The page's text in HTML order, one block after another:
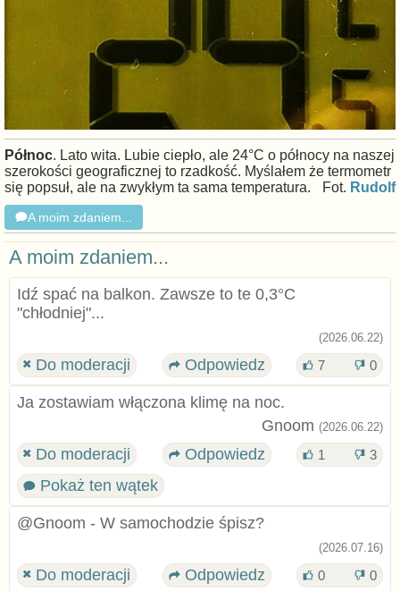
Północ. Lato wita. Lubie ciepło, ale 24°C o północy na naszej
szerokości geograficznej to rzadkość. Myślałem że termometr
się popsuł, ale na zwykłym ta sama temperatura.
Fot. Rudolf
A moim zdaniem...
A moim zdaniem...
Idź spać na balkon. Zawsze to te 0,3°C
"chłodniej"...
(2026.06.22)
Do moderacji Odpowiedz 7 0
Ja zostawiam włączona klimę na noc.
Gnoom (2026.06.22)
Do moderacji Odpowiedz 1 3
Pokaż ten wątek
@Gnoom - W samochodzie śpisz?
(2026.07.16)
Do moderacji Odpowiedz 0 0